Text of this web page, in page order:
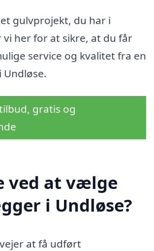
gulvprojekt, du har i
her for at sikre, at du får
service og kvalitet fra en
gratis og
ved at vælge
i Undløse?
at få udført